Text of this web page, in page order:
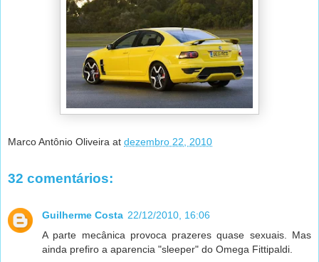
Marco Antônio Oliveira at dezembro 22, 2010
32 comentários:
Guilherme Costa 22/12/2010, 16:06
A parte mecânica provoca prazeres quase sexuais. Mas
ainda prefiro a aparencia "sleeper" do Omega Fittipaldi.